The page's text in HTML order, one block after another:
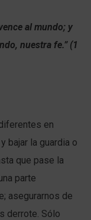
al mundo; y
nuestra fe.” (1
en
bajar la guardia o
que pase la
parte
asegurarnos de
derrote. Sólo